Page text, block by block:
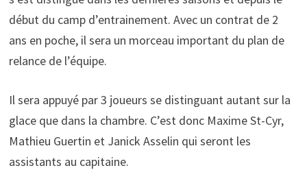
début du camp d’entrainement. Avec un contrat de 2
ans en poche, il sera un morceau important du plan de
relance de l’équipe.
Il sera appuyé par 3 joueurs se distinguant autant sur la
glace que dans la chambre. C’est donc Maxime St-Cyr,
Mathieu Guertin et Janick Asselin qui seront les
assistants au capitaine.